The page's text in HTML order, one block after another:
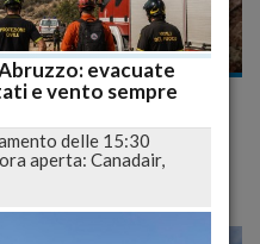
parte civile sul
evacuate
e vento sempre
delle 15:30
aperta: Canadair,